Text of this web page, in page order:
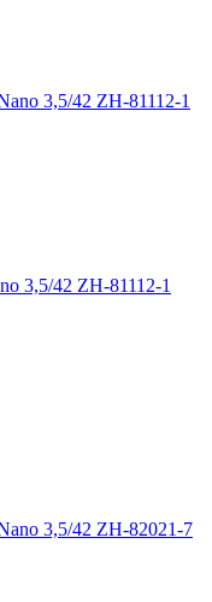
3,5/42 ZH-81112-1